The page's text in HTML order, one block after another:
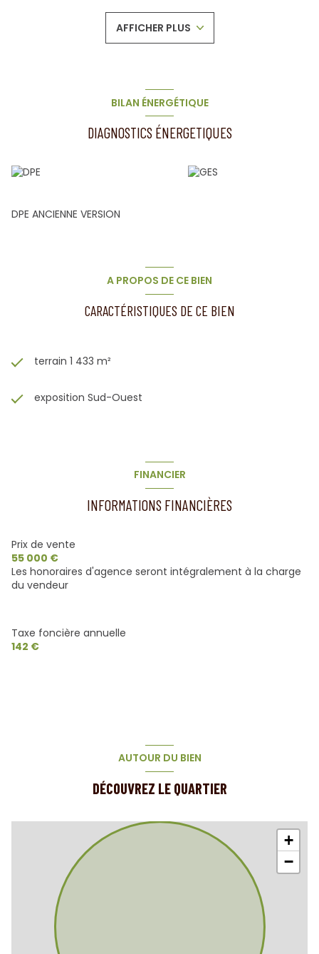
Les réseaux d’eau et d’électricité sont à proximité ; le
terrain est à viabiliser.
Un assainissement individuel est à prévoir.
AFFICHER PLUS
BILAN ÉNERGÉTIQUE
DIAGNOSTICS ÉNERGETIQUES
DPE ANCIENNE VERSION
A PROPOS DE CE BIEN
CARACTÉRISTIQUES DE CE BIEN
terrain 1 433 m²
exposition Sud-Ouest
FINANCIER
INFORMATIONS FINANCIÈRES
Prix de vente
55 000 €
Les honoraires d'agence seront intégralement à la charge
du vendeur
Taxe foncière annuelle
142 €
AUTOUR DU BIEN
DÉCOUVREZ LE QUARTIER
+
−